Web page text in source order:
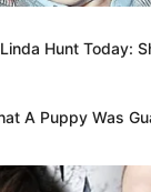
Hunt Today:
A Puppy Was